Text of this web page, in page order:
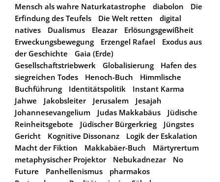
Mensch als wahre Naturkatastrophe
diabolon
Die
Erfindung des Teufels
Die Welt retten
digital
natives
Dualismus Eleazar
Erlösungsgewißheit
Erweckungsbewegung
Erzengel Rafael
Exodus aus
der Geschichte
Gaia (Erde)
Gesellschaftstriebwerk
Globalisierung
Hafen des
siegreichen Todes
Henoch-Buch
Himmlische
Buchführung
Identitätspolitik
Instant Karma
Jahwe
Jakobsleiter Jerusalem
Jesajah
Johannesevangelium
Judas Makkabäus
Jüdische
Reinheitsgebote
Jüdischer Bürgerkrieg
Jüngstes
Gericht
Kognitive Dissonanz
Logik der Eskalation
Macht der Fiktion
Makkabäer-Buch
Märtyrertum
metaphysischer Projektor
Nebukadnezar
No
Future
Panhellenismus
pharmakos